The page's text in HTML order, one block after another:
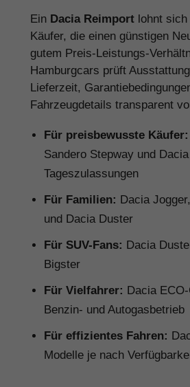
Ein Dacia Reimport lohnt
Käufer, die einen günstigen
gutem Preis-Leistungs-
Hamburgcars prüft
Lieferzeit,
Fahrzeugdetails transparent
Für preisbewusste Käufer:
Sandero Stepway und Dacia
Tageszulassungen
Für Familien: Dacia
und Dacia Duster
Für SUV-Fans: Dacia
Bigster
Für Vielfahrer: Dacia
Benzin- und Autogasbetrieb
Für effizientes Fahren:
Modelle je nach